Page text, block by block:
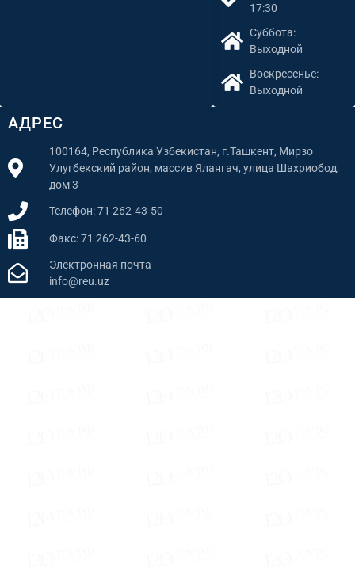
АДРЕС
100164, Республика Узбекистан, г.Ташкент, Мирзо
Улугбекский район, массив Ялангач, улица Шахриобод,
дом 3
Телефон: 71 262-43-50
Факс: 71 262-43-60
Электронная почта
info@reu.uz
17:30
Суббота:
Выходной
Воскресенье:
Выходной